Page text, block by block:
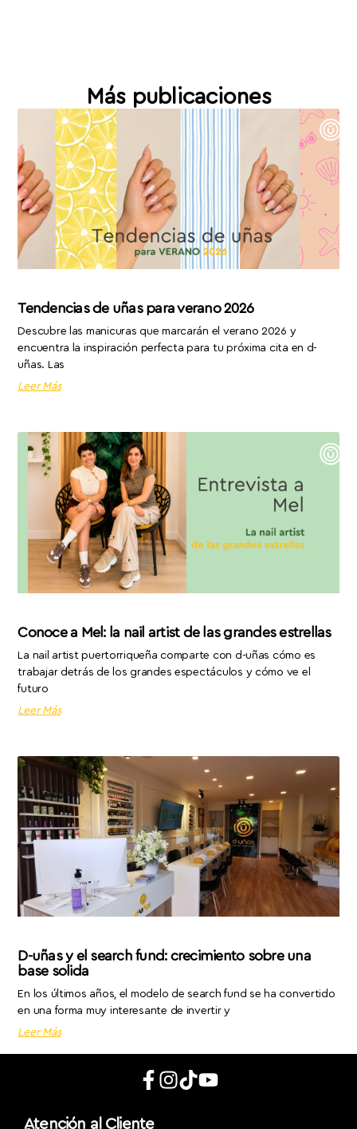
Más publicaciones
Tendencias de uñas para verano 2026
Descubre las manicuras que marcarán el verano 2026 y
encuentra la inspiración perfecta para tu próxima cita en d-
uñas. Las
Leer Más
Conoce a Mel: la nail artist de las grandes estrellas
La nail artist puertorriqueña comparte con d-uñas cómo es
trabajar detrás de los grandes espectáculos y cómo ve el
futuro
Leer Más
D-uñas y el search fund: crecimiento sobre una
base solida
En los últimos años, el modelo de search fund se ha convertido
en una forma muy interesante de invertir y
Leer Más
Atención al Cliente